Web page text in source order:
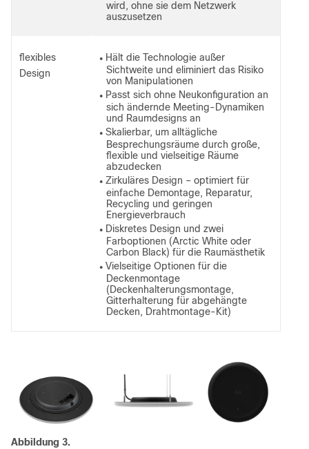
wird, ohne sie dem Netzwerk
auszusetzen
flexibles
Design
● Hält die Technologie außer
Sichtweite und eliminiert das Risiko
von Manipulationen
● Passt sich ohne Neukonfiguration an
sich ändernde Meeting-Dynamiken
und Raumdesigns an
● Skalierbar, um alltägliche
Besprechungsräume durch große,
flexible und vielseitige Räume
abzudecken
● Zirkuläres Design – optimiert für
einfache Demontage, Reparatur,
Recycling und geringen
Energieverbrauch
● Diskretes Design und zwei
Farboptionen (Arctic White oder
Carbon Black) für die Raumästhetik
● Vielseitige Optionen für die
Deckenmontage
(Deckenhalterungsmontage,
Gitterhalterung für abgehängte
Decken, Drahtmontage-Kit)
Abbildung 3.